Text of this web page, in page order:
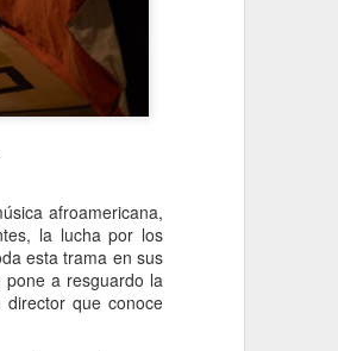
afroamericana,
la lucha por los
esta trama en sus
pone a resguardo la
que conoce